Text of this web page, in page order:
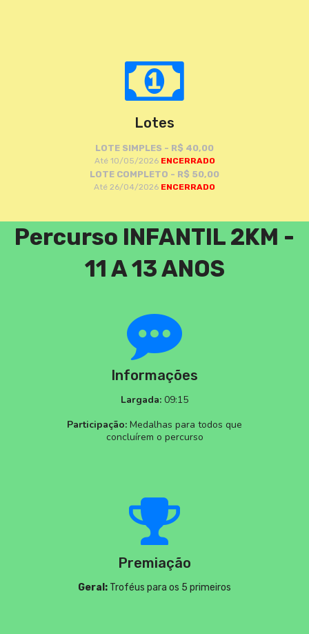
Lotes
LOTE SIMPLES - R$ 40,00
Até 10/05/2026ENCERRADO
LOTE COMPLETO - R$ 50,00
Até 26/04/2026 ENCERRADO
Percurso INFANTIL 2KM -
11 A 13 ANOS
Informações
Largada: 09:15
Participação: Medalhas para todos que
concluírem o percurso
Premiação
Geral: Troféus para os 5 primeiros